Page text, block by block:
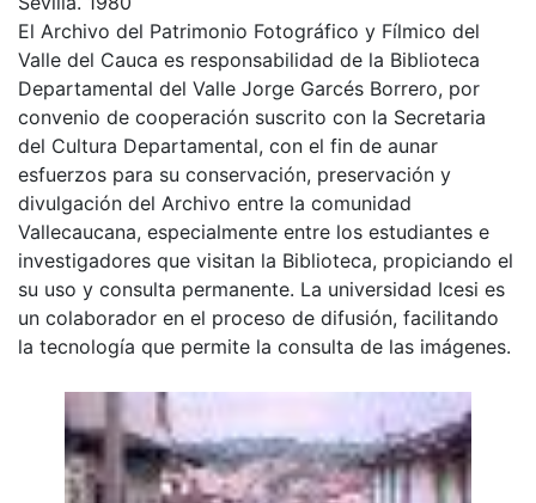
El Archivo del Patrimonio Fotográfico y Fílmico del
Valle del Cauca es responsabilidad de la Biblioteca
Departamental del Valle Jorge Garcés Borrero, por
convenio de cooperación suscrito con la Secretaria
del Cultura Departamental, con el fin de aunar
esfuerzos para su conservación, preservación y
divulgación del Archivo entre la comunidad
Vallecaucana, especialmente entre los estudiantes e
investigadores que visitan la Biblioteca, propiciando el
su uso y consulta permanente. La universidad Icesi es
un colaborador en el proceso de difusión, facilitando
la tecnología que permite la consulta de las imágenes.